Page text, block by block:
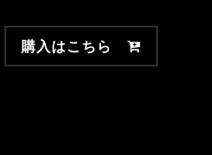
購入はこちら